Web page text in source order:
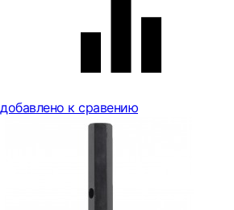
добавлено к сравению